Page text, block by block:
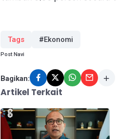
Tags #Ekonomi
Post Navi
Bagikan:
Artikel Terkait